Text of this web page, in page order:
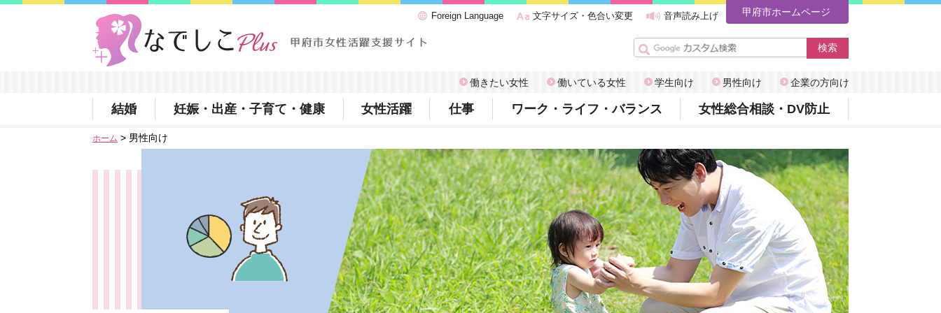
甲府なでしこプラス甲府市女性活躍支援サイト
Foreign Language 文字サイズ・色合い変更 音声読み上げ 甲府市ホームページ
働きたい女性 働いている女性 学生向け 男性向け 企業の方向け
結婚 妊娠・出産・子育て・健康 女性活躍 仕事 ワーク・ライフ・バランス 女性総合相談・DV防止
ホーム > 男性向け